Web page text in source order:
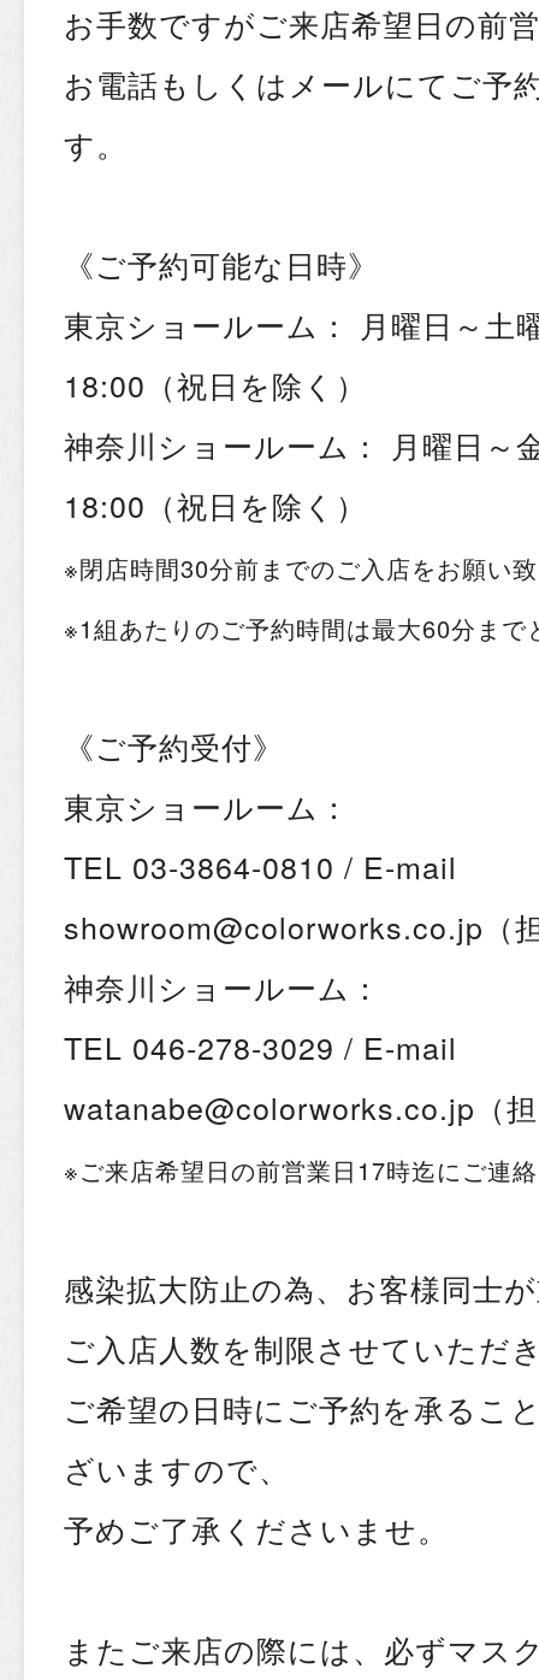
お手数ですがご来店希望日の前
お電話もしくはメールにてご予
す。
《ご予約可能な日時》
東京ショールーム： 月曜日～
18:00（祝日を除く）
神奈川ショールーム： 月曜日
18:00（祝日を除く）
※閉店時間30分前までのご入店をお願い
※1組あたりのご予約時間は最大60分ま
《ご予約受付》
東京ショールーム：
TEL 03-3864-0810 / E-mail
showroom@colorworks.co.jp
神奈川ショールーム：
TEL 046-278-3029 / E-mail
watanabe@colorworks.co.jp （
※ご来店希望日の前営業日17時迄にご連
感染拡大防止の為、お客様同士
ご入店人数を制限させていただ
ご希望の日時にご予約を承るこ
ざいますので、
予めご了承くださいませ。
またご来店の際には、必ずマス